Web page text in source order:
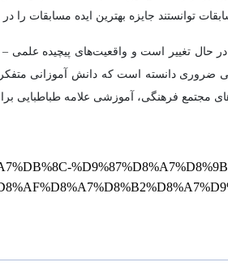
توانستند جایزه بهترین ایده مسابقات
حال تغيير است و واقعيت‌های پيچیده علمی
ضروری دانسته است که دانش آموزانی
مجتمع فرهنگی، آموزشی علامه طباطبایی